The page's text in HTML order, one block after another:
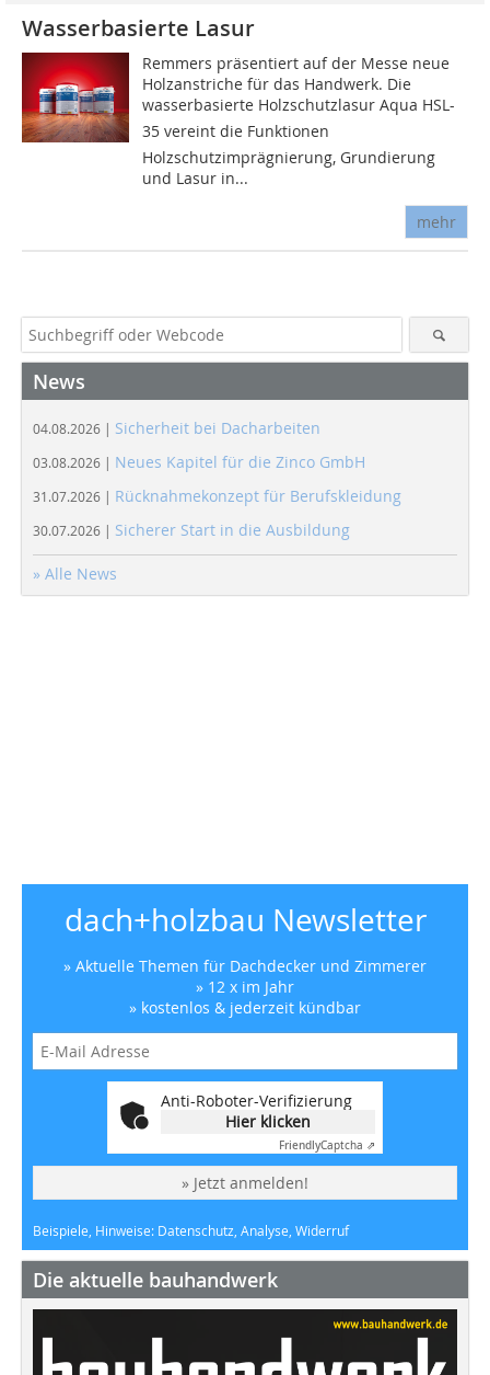
Wasserbasierte Lasur
Remmers präsentiert auf der Messe neue
Holzanstriche für das Handwerk. Die
wasserbasierte Holzschutzlasur Aqua HSL-
35 vereint die Funktionen
Holzschutzimprägnierung, Grundierung
und Lasur in...
mehr
News
04.08.2026 | Sicherheit bei Dacharbeiten
03.08.2026 | Neues Kapitel für die Zinco GmbH
31.07.2026 | Rücknahmekonzept für Berufskleidung
30.07.2026 | Sicherer Start in die Ausbildung
» Alle News
dach+holzbau Newsletter
» Aktuelle Themen für Dachdecker und Zimmerer
» 12 x im Jahr
» kostenlos & jederzeit kündbar
Anti-Roboter-Verifizierung
Hier klicken
FriendlyCaptcha ⇗
» Jetzt anmelden!
Beispiele, Hinweise: Datenschutz, Analyse, Widerruf
Die aktuelle bauhandwerk